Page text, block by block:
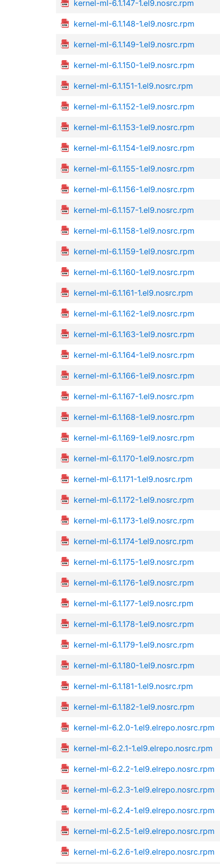
kernel-ml-6.1.147-1.el9.nosrc.rpm
kernel-ml-6.1.148-1.el9.nosrc.rpm
kernel-ml-6.1.149-1.el9.nosrc.rpm
kernel-ml-6.1.150-1.el9.nosrc.rpm
kernel-ml-6.1.151-1.el9.nosrc.rpm
kernel-ml-6.1.152-1.el9.nosrc.rpm
kernel-ml-6.1.153-1.el9.nosrc.rpm
kernel-ml-6.1.154-1.el9.nosrc.rpm
kernel-ml-6.1.155-1.el9.nosrc.rpm
kernel-ml-6.1.156-1.el9.nosrc.rpm
kernel-ml-6.1.157-1.el9.nosrc.rpm
kernel-ml-6.1.158-1.el9.nosrc.rpm
kernel-ml-6.1.159-1.el9.nosrc.rpm
kernel-ml-6.1.160-1.el9.nosrc.rpm
kernel-ml-6.1.161-1.el9.nosrc.rpm
kernel-ml-6.1.162-1.el9.nosrc.rpm
kernel-ml-6.1.163-1.el9.nosrc.rpm
kernel-ml-6.1.164-1.el9.nosrc.rpm
kernel-ml-6.1.166-1.el9.nosrc.rpm
kernel-ml-6.1.167-1.el9.nosrc.rpm
kernel-ml-6.1.168-1.el9.nosrc.rpm
kernel-ml-6.1.169-1.el9.nosrc.rpm
kernel-ml-6.1.170-1.el9.nosrc.rpm
kernel-ml-6.1.171-1.el9.nosrc.rpm
kernel-ml-6.1.172-1.el9.nosrc.rpm
kernel-ml-6.1.173-1.el9.nosrc.rpm
kernel-ml-6.1.174-1.el9.nosrc.rpm
kernel-ml-6.1.175-1.el9.nosrc.rpm
kernel-ml-6.1.176-1.el9.nosrc.rpm
kernel-ml-6.1.177-1.el9.nosrc.rpm
kernel-ml-6.1.178-1.el9.nosrc.rpm
kernel-ml-6.1.179-1.el9.nosrc.rpm
kernel-ml-6.1.180-1.el9.nosrc.rpm
kernel-ml-6.1.181-1.el9.nosrc.rpm
kernel-ml-6.1.182-1.el9.nosrc.rpm
kernel-ml-6.2.0-1.el9.elrepo.nosrc.rpm
kernel-ml-6.2.1-1.el9.elrepo.nosrc.rpm
kernel-ml-6.2.2-1.el9.elrepo.nosrc.rpm
kernel-ml-6.2.3-1.el9.elrepo.nosrc.rpm
kernel-ml-6.2.4-1.el9.elrepo.nosrc.rpm
kernel-ml-6.2.5-1.el9.elrepo.nosrc.rpm
kernel-ml-6.2.6-1.el9.elrepo.nosrc.rpm